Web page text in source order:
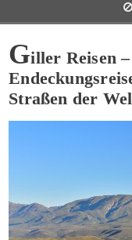
Giller Reisen
Straßen der